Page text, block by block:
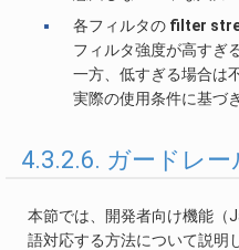
各フィルタの filter
フィルタ強度が高すぎ
一方、低すぎる場合は
実際の使用条件に基づ
4.3.2.6. ガードレ
本節では、開発者向け機能（
語対応する方法について説明